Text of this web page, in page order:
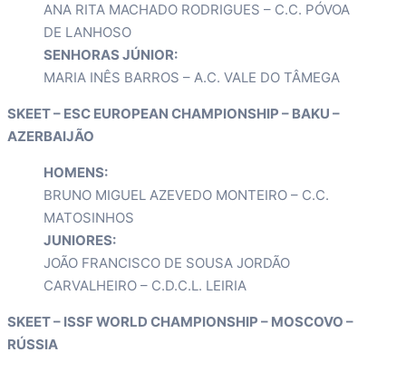
ANA RITA MACHADO RODRIGUES – C.C. PÓVOA
DE LANHOSO
SENHORAS JÚNIOR:
MARIA INÊS BARROS – A.C. VALE DO TÂMEGA
SKEET – ESC EUROPEAN CHAMPIONSHIP – BAKU –
AZERBAIJÃO
HOMENS:
BRUNO MIGUEL AZEVEDO MONTEIRO – C.C.
MATOSINHOS
JUNIORES:
JOÃO FRANCISCO DE SOUSA JORDÃO
CARVALHEIRO – C.D.C.L. LEIRIA
SKEET – ISSF WORLD CHAMPIONSHIP – MOSCOVO –
RÚSSIA